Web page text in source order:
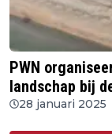
PWN
landschap bij
28 januari 2025